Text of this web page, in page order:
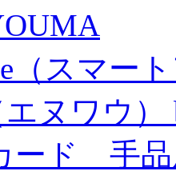
（スマー
ヌワウ）
ード 手